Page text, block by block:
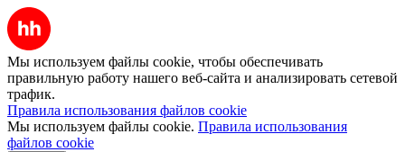
Мы используем файлы cookie, чтобы обеспечивать
правильную работу нашего веб-сайта и анализировать сетевой
трафик.
Правила использования файлов cookie
Мы используем файлы cookie. Правила использования
файлов cookie